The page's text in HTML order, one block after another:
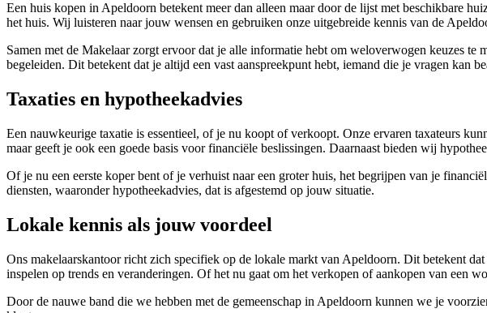
Een huis kopen in Apeldoorn betekent meer dan alleen maar door de lijst met beschikbare
het huis. Wij luisteren naar jouw wensen en gebruiken onze uitgebreide kennis van de
Samen met de Makelaar zorgt ervoor dat je alle informatie hebt om weloverwogen keuzes
begeleiden. Dit betekent dat je altijd een vast aanspreekpunt hebt, iemand die je vragen kan
Taxaties en hypotheekadvies
Een nauwkeurige taxatie is essentieel, of je nu koopt of verkoopt. Onze ervaren taxateurs
maar geeft je ook een goede basis voor financiële beslissingen. Daarnaast bieden wij
Of je nu een eerste koper bent of je verhuist naar een groter huis, het begrijpen van je
diensten, waaronder hypotheekadvies, dat is afgestemd op jouw situatie.
Lokale kennis als jouw voordeel
Ons makelaarskantoor richt zich specifiek op de lokale markt van Apeldoorn. Dit betekent
inspelen op trends en veranderingen. Of het nu gaat om het verkopen of aankopen van een
Door de nauwe band die we hebben met de gemeenschap in Apeldoorn kunnen we je